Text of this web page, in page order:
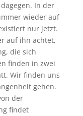
In der
wieder auf
nur jetzt.
auf ihn achtet,
die sich
finden in zwei
Wir finden uns
gehen.
der
findet